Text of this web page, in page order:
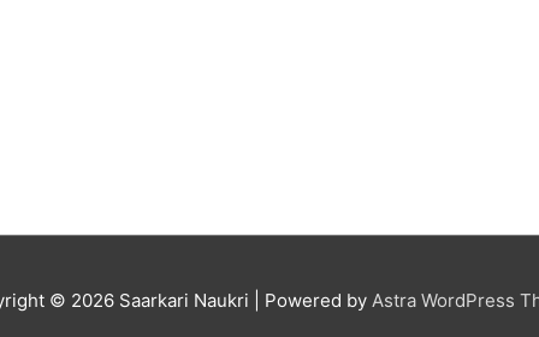
© 2026 Saarkari Naukri | Powered by Astra WordPress